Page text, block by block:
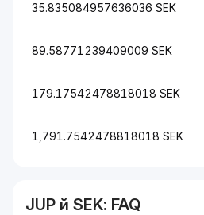
35.835084957636036 SEK
89.58771239409009 SEK
179.17542478818018 SEK
1,791.7542478818018 SEK
JUP й SEK: FAQ